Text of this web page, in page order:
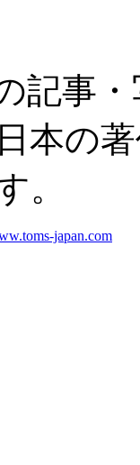
記事
本の
。
japan.com